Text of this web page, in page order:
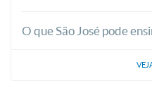
O que São José pode